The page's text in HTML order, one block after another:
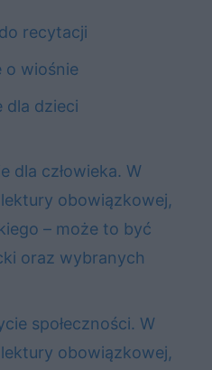
recytacji
o wiośnie
dla dzieci
dla człowieka. W
obowiązkowej,
– może to być
oraz wybranych
społeczności. W
obowiązkowej,